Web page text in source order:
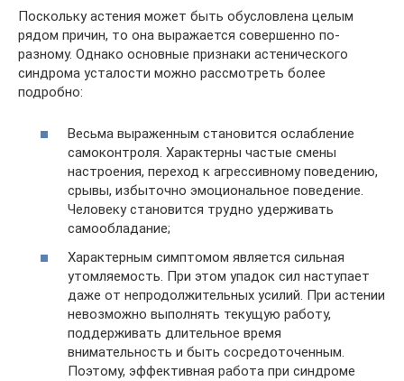
Поскольку астения может быть обусловлена целым
рядом причин, то она выражается совершенно по-
разному. Однако основные признаки астенического
синдрома усталости можно рассмотреть более
подробно:
Весьма выраженным становится ослабление
самоконтроля. Характерны частые смены
настроения, переход к агрессивному поведению,
срывы, избыточно эмоциональное поведение.
Человеку становится трудно удерживать
самообладание;
Характерным симптомом является сильная
утомляемость. При этом упадок сил наступает
даже от непродолжительных усилий. При астении
невозможно выполнять текущую работу,
поддерживать длительное время
внимательность и быть сосредоточенным.
Поэтому, эффективная работа при синдроме